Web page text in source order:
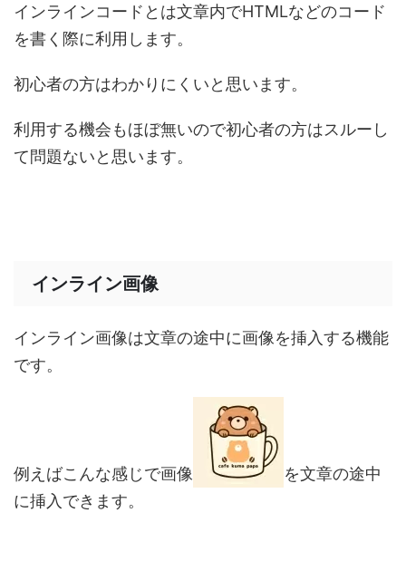
インラインコードとは文章内でHTMLなどのコード
を書く際に利用します。
初心者の方はわかりにくいと思います。
利用する機会もほぼ無いので初心者の方はスルーし
て問題ないと思います。
インライン画像
インライン画像は文章の途中に画像を挿入する機能
です。
例えばこんな感じで画像
を文章の途中
に挿入できます。